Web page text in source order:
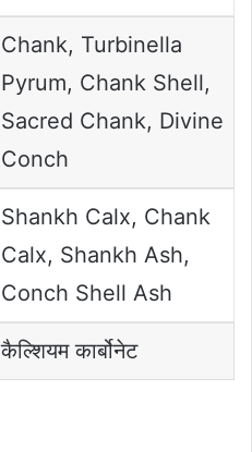
Chank, Turbinella
Pyrum, Chank Shell,
Sacred Chank, Divine
Conch
Shankh Calx, Chank
Calx, Shankh Ash,
Conch Shell Ash
कैल्शियम कार्बोनेट